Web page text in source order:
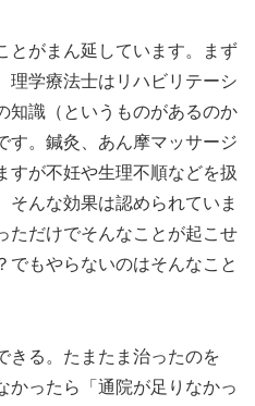
とがまん延しています。まず
理学療法士はリハビリテーシ
知識（というものがあるのか
す。鍼灸、あん摩マッサージ
すが不妊や生理不順などを扱
そんな効果は認められていま
ただけでそんなことが起こせ
でもやらないのはそんなこと
きる。たまたま治ったのを
かったら「通院が足りなかっ